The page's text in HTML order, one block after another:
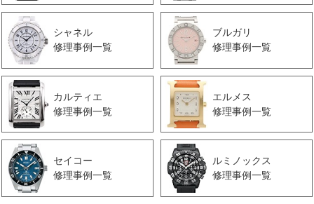
シャネル
修理事例一覧
ブルガリ
修理事例一覧
カルティエ
修理事例一覧
エルメス
修理事例一覧
セイコー
修理事例一覧
ルミノックス
修理事例一覧